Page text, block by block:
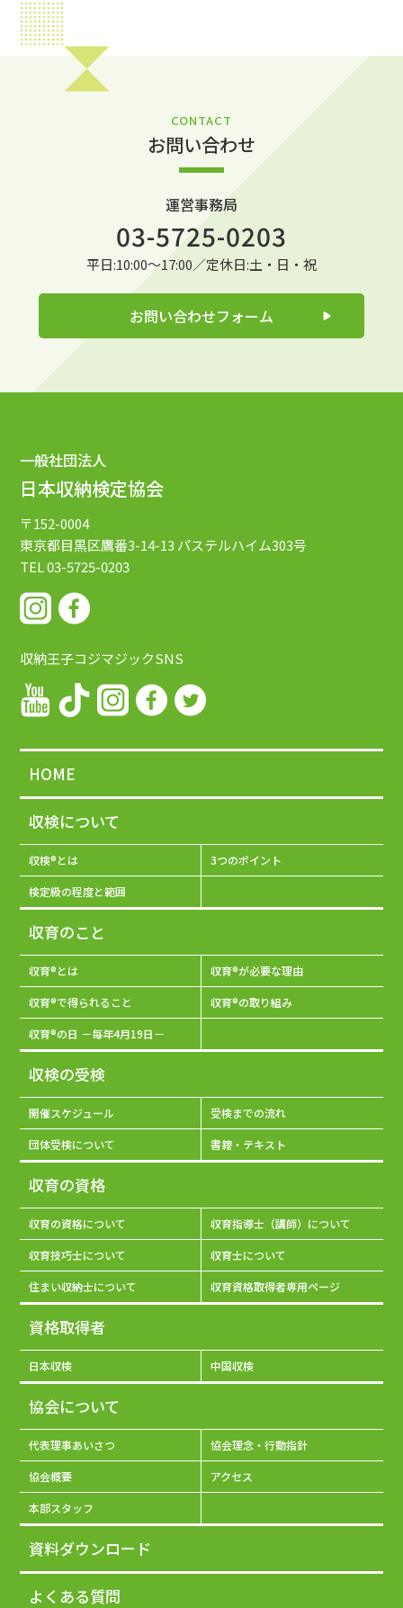
CONTACT
お問い合わせ
運営事務局
03-5725-0203
平日:10:00～17:00／定休日:土・日・祝
お問い合わせフォーム
一般社団法人
日本収納検定協会
〒152-0004
東京都目黒区鷹番3-14-13 パステルハイム303号
TEL 03-5725-0203
収納王子コジマジックSNS
HOME
収検について
収検®とは 3つのポイント
検定級の程度と範囲
収育のこと
収育®とは 収育®が必要な理由
収育®で得られること 収育®の取り組み
収育®の日 －毎年4月19日－
収検の受検
開催スケジュール 受検までの流れ
団体受検について 書籍・テキスト
収育の資格
収育の資格について 収育指導士（講師）について
収育技巧士について 収育士について
住まい収納士について 収育資格取得者専用ページ
資格取得者
日本収検 中国収検
協会について
代表理事あいさつ 協会理念・行動指針
協会概要 アクセス
本部スタッフ
資料ダウンロード
よくある質問